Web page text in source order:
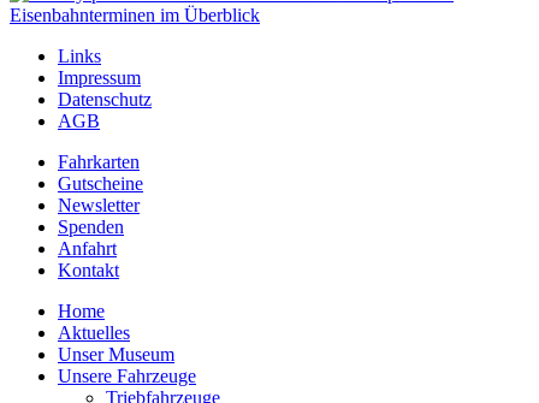
Links
Impressum
Datenschutz
AGB
Fahrkarten
Gutscheine
Newsletter
Spenden
Anfahrt
Kontakt
Home
Aktuelles
Unser Museum
Unsere Fahrzeuge
Triebfahrzeuge